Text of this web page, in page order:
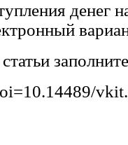
денег
статьи